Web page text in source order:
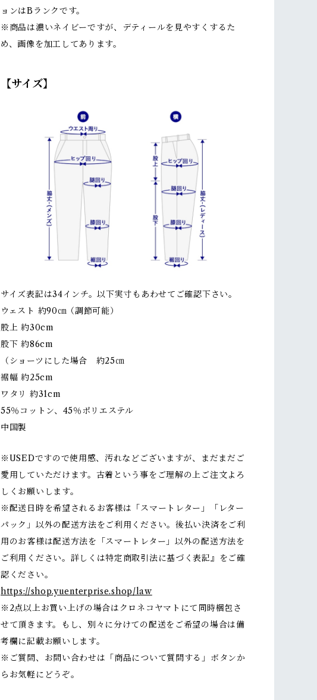
ョンはBランクです。
※商品は濃いネイビーですが、デティールを見やすくするた
め、画像を加工してあります。
【サイズ】
サイズ表記は34インチ。以下実寸もあわせてご確認下さい。
ウェスト 約90㎝（調節可能）
股上 約30cm
股下 約86cm
（ショーツにした場合 約25㎝
裾幅 約25cm
ワタリ 約31cm
55％コットン、45％ポリエステル
中国製
※USEDですので使用感、汚れなどございますが、まだまだご
愛用していただけます。古着という事をご理解の上ご注文よろ
しくお願いします。
※配送日時を希望されるお客様は「スマートレター」「レター
パック」以外の配送方法をご利用ください。後払い決済をご利
用のお客様は配送方法を「スマートレター」以外の配送方法を
ご利用ください。詳しくは特定商取引法に基づく表記』をご確
認ください。
https://shop.yuenterprise.shop/law
※2点以上お買い上げの場合はクロネコヤマトにて同時梱包さ
せて頂きます。もし、別々に分けての配送をご希望の場合は備
考欄に記載お願いします。
※ご質問、お問い合わせは「商品について質問する」ボタンか
らお気軽にどうぞ。